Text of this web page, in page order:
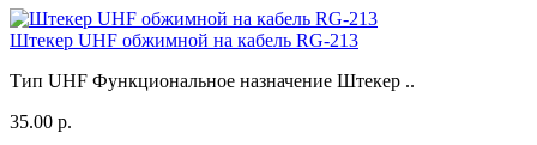
Штекер UHF обжимной на кабель RG-213
Тип UHF Функциональное назначение Штекер ..
35.00 р.